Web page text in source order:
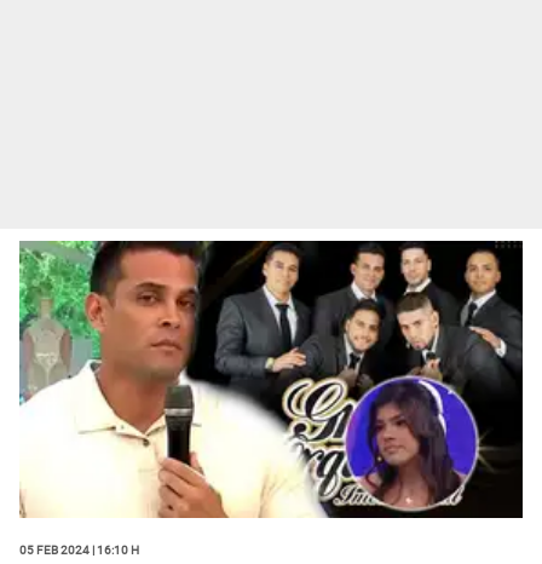
05 Feb 2024 | 16:10 h